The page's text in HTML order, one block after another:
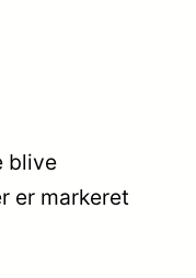
blive
er markeret